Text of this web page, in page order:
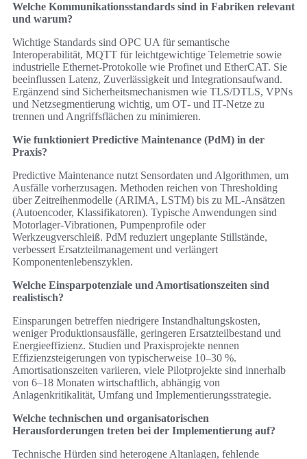
Welche Kommunikationsstandards sind in Fabriken relevant
und warum?
Wichtige Standards sind OPC UA für semantische
Interoperabilität, MQTT für leichtgewichtige Telemetrie sowie
industrielle Ethernet‑Protokolle wie Profinet und EtherCAT. Sie
beeinflussen Latenz, Zuverlässigkeit und Integrationsaufwand.
Ergänzend sind Sicherheitsmechanismen wie TLS/DTLS, VPNs
und Netzsegmentierung wichtig, um OT‑ und IT‑Netze zu
trennen und Angriffsflächen zu minimieren.
Wie funktioniert Predictive Maintenance (PdM) in der
Praxis?
Predictive Maintenance nutzt Sensordaten und Algorithmen, um
Ausfälle vorherzusagen. Methoden reichen von Thresholding
über Zeitreihenmodelle (ARIMA, LSTM) bis zu ML‑Ansätzen
(Autoencoder, Klassifikatoren). Typische Anwendungen sind
Motorlager‑Vibrationen, Pumpenprofile oder
Werkzeugverschleiß. PdM reduziert ungeplante Stillstände,
verbessert Ersatzteilmanagement und verlängert
Komponentenlebenszyklen.
Welche Einsparpotenziale und Amortisationszeiten sind
realistisch?
Einsparungen betreffen niedrigere Instandhaltungskosten,
weniger Produktionsausfälle, geringeren Ersatzteilbestand und
Energieeffizienz. Studien und Praxisprojekte nennen
Effizienzsteigerungen von typischerweise 10–30 %.
Amortisationszeiten variieren, viele Pilotprojekte sind innerhalb
von 6–18 Monaten wirtschaftlich, abhängig von
Anlagenkritikalität, Umfang und Implementierungsstrategie.
Welche technischen und organisatorischen
Herausforderungen treten bei der Implementierung auf?
Technische Hürden sind heterogene Altanlagen, fehlende